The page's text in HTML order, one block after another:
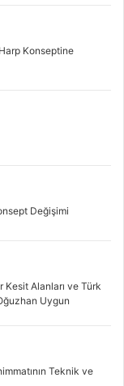
Konseptine
Değişimi
Kesit Alanları ve Türk
Uygun
Teknik ve